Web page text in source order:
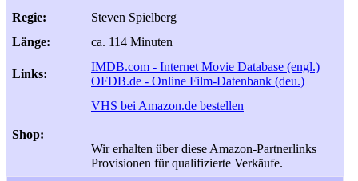
Regie:
Steven Spielberg
Länge:
ca. 114 Minuten
Links:
IMDB.com - Internet Movie Database (engl.)
OFDB.de - Online Film-Datenbank (deu.)
Shop:
VHS bei Amazon.de bestellen
Wir erhalten über diese Amazon-Partnerlinks
Provisionen für qualifizierte Verkäufe.